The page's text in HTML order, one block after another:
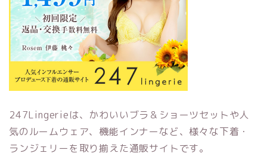
247Lingerieは、かわいいブラ＆ショーツセットや人
気のルームウェア、機能インナーなど、様々な下着・
ランジェリーを取り揃えた通販サイトです。